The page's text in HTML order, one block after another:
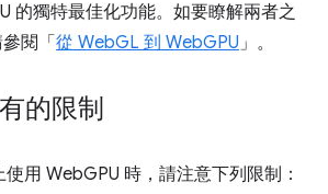
的獨特最佳化功能。如要瞭解兩者之
閱「 從 WebGL 到 WebGPU」。
的限制
用 WebGPU 時，請注意下列限制：